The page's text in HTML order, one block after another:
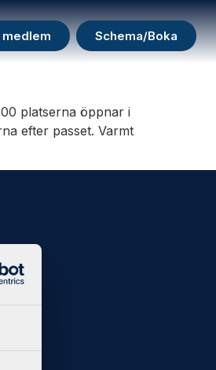
medlem Schema/Boka
platserna öppnar i
efter passet. Varmt